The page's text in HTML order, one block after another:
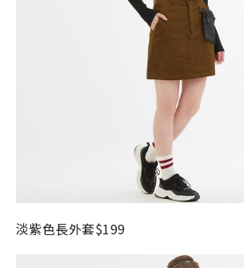
淡紫色長外套$199